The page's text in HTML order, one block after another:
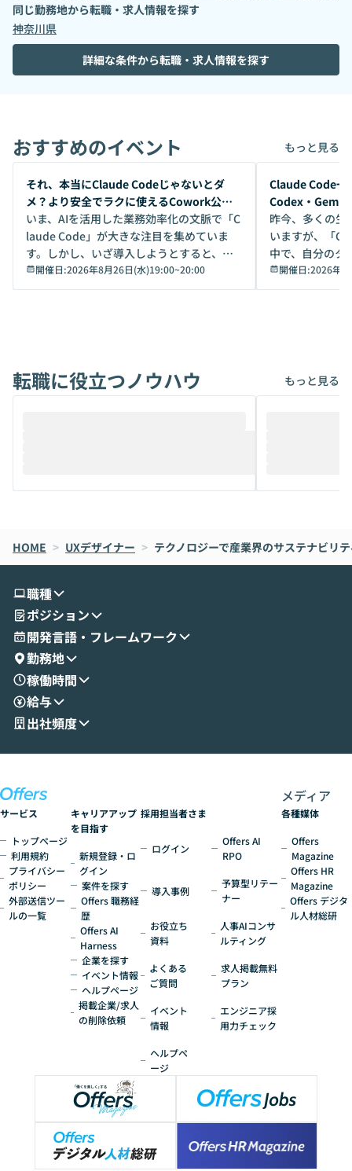
同じ勤務地から転職・求人情報を探す
神奈川県
詳細な条件から転職・求人情報を探す
おすすめのイベント もっと見る
開催前
それ、本当にClaude Codeじゃないとダ
メ？より安全でラクに使えるCowork公開
デモ
いま、AIを活用した業務効率化の文脈で「C
laude Code」が大きな注目を集めていま
す。しかし、いざ導入しようとすると、セ
キュリティ面の懸念や権限管理のハードル
から、気軽に使えないケースも多いのでは
けでなく、想像以上の範囲まで自動化でき
ることは、まだあまり知られていません。
メルカリでの判断基準をもとに「なぜClau
oworkの基本的な機能をご紹介いただきま
す。 続く公開デモでは、実際にCoworkを
せいただきます。数分でワークフローが完
成する手軽さや、Gmail等の外部サービス
とセキュアに連携できるポイントなど、実
演を通じて具体的なイメージをお届けしま
す。 後半のディスカッションでは、セキュ
リティの考え方や社内導入の進め方など、
現場目線でさらに深掘りしていきます。
「自分の業務をAIで自動化してみたいけ
いう方にこそ参加いただきたいイベントで
開催日:2026年8月26日(水)19:00~20:00
開催前
Claude Code一
Codex・
昨今、多くの生
いますが、「
中で、自分のタ
いいのか」を自
か？ 「なんとなく誰かが良いと言っていた
は、評判では
ているAIを選ぶこ
それぞれの本当
は、LLMのフル
ント構築の最前
開催日:2026年8
転職に役立つノウハウ もっと見る
HOME > UXデザイナー > テクノロジーで産業界のサステナビリ
職種
ポジション
開発言語・フレームワーク
勤務地
稼働時間
給与
出社頻度
サービス
トップページ
利用規約
プライバシー
ポリシー
外部送信ツー
ルの一覧
キャリアアップ
を目指す
新規登録・ロ
グイン
案件を探す
Offers 職務経
歴
Offers AI
Harness
企業を探す
イベント情報
ヘルプページ
掲載企業/求人
の削除依頼
採用担当者さま
ログイン
導入事例
お役立ち
資料
よくある
ご質問
イベント
情報
ヘルプペ
ージ
Offers AI
RPO
予算型リテー
ナー
人事AIコンサ
ルティング
求人掲載無料
プラン
エンジニア採
用力チェック
メディア
各種媒体
Offers
Magazine
Offers HR
Magazine
Offers デジタ
ル人材総研